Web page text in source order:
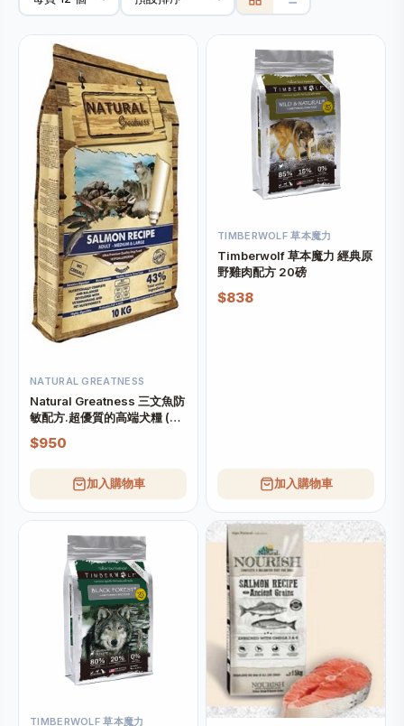
NATURAL GREATNESS
Natural Greatness 三文魚防
敏配方.超優質的高端犬糧 (大
粒) 10kg
$950
加入購物車
TIMBERWOLF 草本魔力
Timberwolf 草本魔力 經典原
野雞肉配方 20磅
$838
加入購物車
TIMBERWOLF 草本魔力